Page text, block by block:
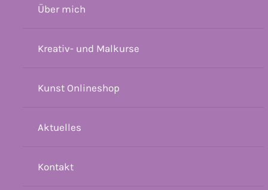
Über mich
Kreativ- und Malkurse
Kunst Onlineshop
Aktuelles
Kontakt